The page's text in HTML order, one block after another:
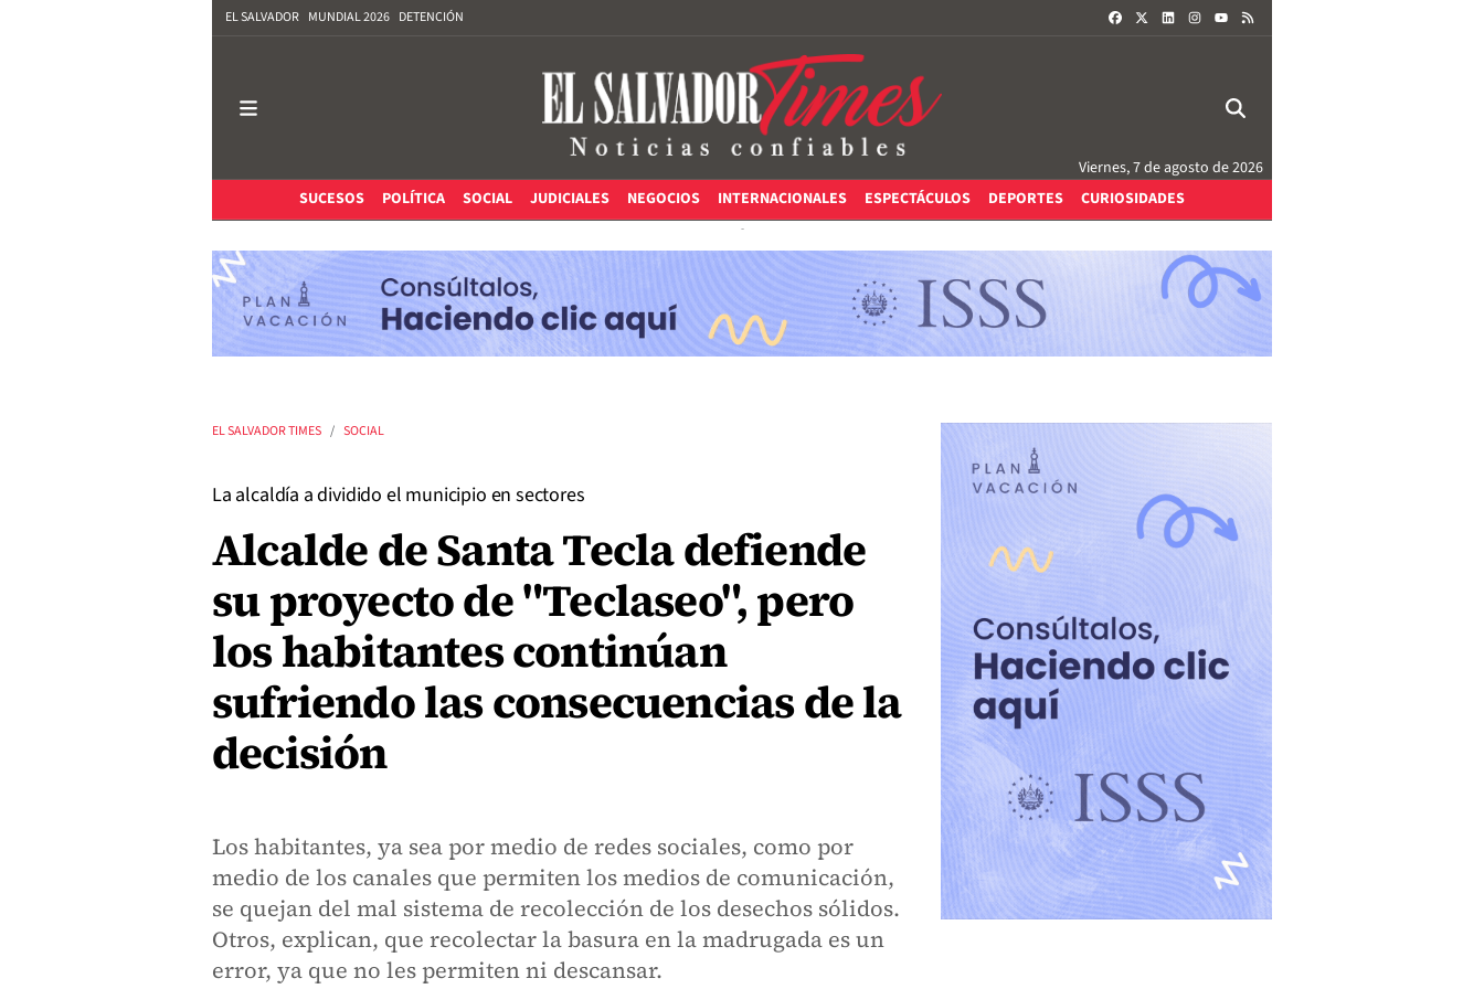
EL SALVADOR MUNDIAL 2026 DETENCIÓN FACEBOOKLINKEDININSTAGRAM
Viernes, 7 de agosto de 2026
SUCESOS
POLÍTICA SOCIAL JUDICIALES NEGOCIOS INTERNACIONALES ESPECTÁCULOS DEPORTES CURIOSIDADES
EL SALVADOR TIMES SOCIAL
La alcaldía a dividido el municipio en sectores
Alcalde de Santa Tecla defiende
su proyecto de "Teclaseo", pero
los habitantes continúan
sufriendo las consecuencias de la
decisión
Los habitantes, ya sea por medio de redes sociales, como por
medio de los canales que permiten los medios de comunicación,
se quejan del mal sistema de recolección de los desechos sólidos.
Otros, explican, que recolectar la basura en la madrugada es un
error, ya que no les permiten ni descansar.